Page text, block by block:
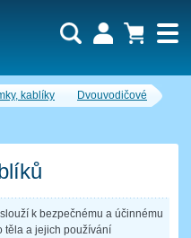
kablíky
Dvouvodičové
slouží k bezpečnému a účinnému
těla a jejich používání
momentálně prázdný.
0
Nová registrace